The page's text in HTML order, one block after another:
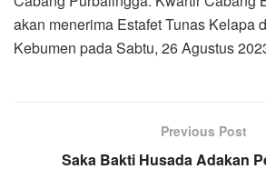
akan menerima Estafet Tunas Kelapa
Kebumen pada Sabtu, 26 Agustus
Previous Post
Saka Bakti Husada Adakan